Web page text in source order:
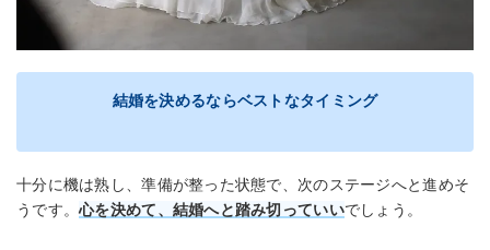
結婚を決めるならベストなタイミング
十分に機は熟し、準備が整った状態で、次のステージへと進めそ
うです。心を決めて、結婚へと踏み切っていいでしょう。